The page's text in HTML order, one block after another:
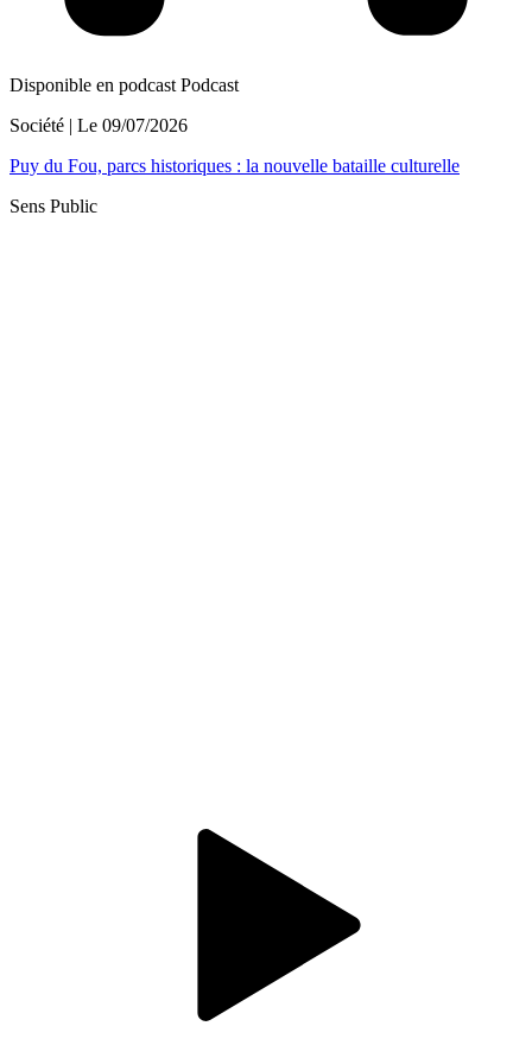
Disponible en podcast Podcast
Société | Le 09/07/2026
Puy du Fou, parcs historiques : la nouvelle bataille culturelle
Sens Public